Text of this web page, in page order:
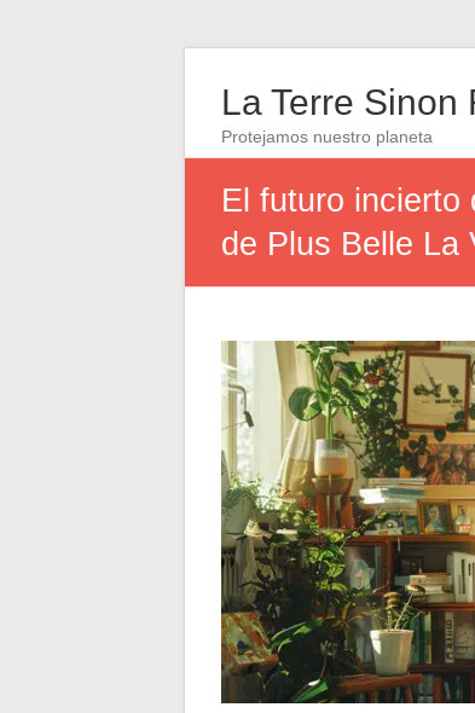
La Terre Sinon
Protejamos nuestro planeta
El futuro incierto
de Plus Belle La